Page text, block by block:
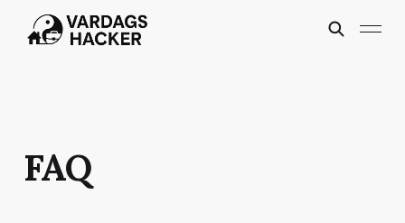
FAQ